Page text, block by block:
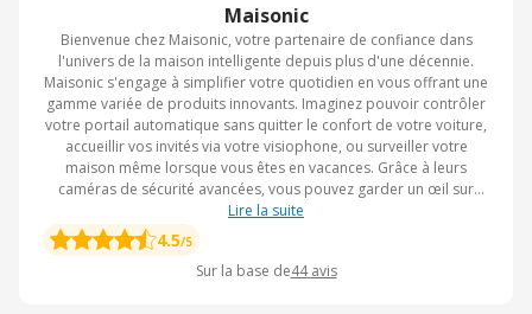
Maisonic
Bienvenue chez Maisonic, votre partenaire de confiance dans
l'univers de la maison intelligente depuis plus d'une décennie.
Maisonic s'engage à simplifier votre quotidien en vous offrant une
gamme variée de produits innovants. Imaginez pouvoir contrôler
votre portail automatique sans quitter le confort de votre voiture,
accueillir vos invités via votre visiophone, ou surveiller votre
maison même lorsque vous êtes en vacances. Grâce à leurs
caméras de sécurité avancées, vous pouvez garder un œil sur
votre domicile à tout moment, où que vous soyez.
Lire la suite
4.5/5
Sur la base de44 avis